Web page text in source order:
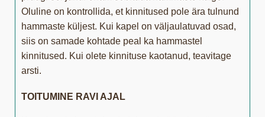
Oluline on kontrollida, et kinnitused pole ära tulnund
hammaste küljest. Kui kapel on väljaulatuvad osad,
siis on samade kohtade peal ka hammastel
kinnitused. Kui olete kinnituse kaotanud, teavitage
arsti.
TOITUMINE RAVI AJAL